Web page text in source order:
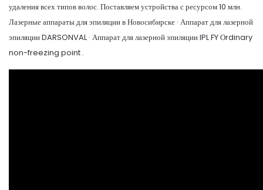
удаления всех типов волос. Поставляем устройства с ресурсом 10 млн.
Лазерные аппараты для эпиляции в Новосибирске · Аппарат для лазерной
эпиляции DARSONVAL · Аппарат для лазерной эпиляции IPL FY Оrdinary
non-freezing point .